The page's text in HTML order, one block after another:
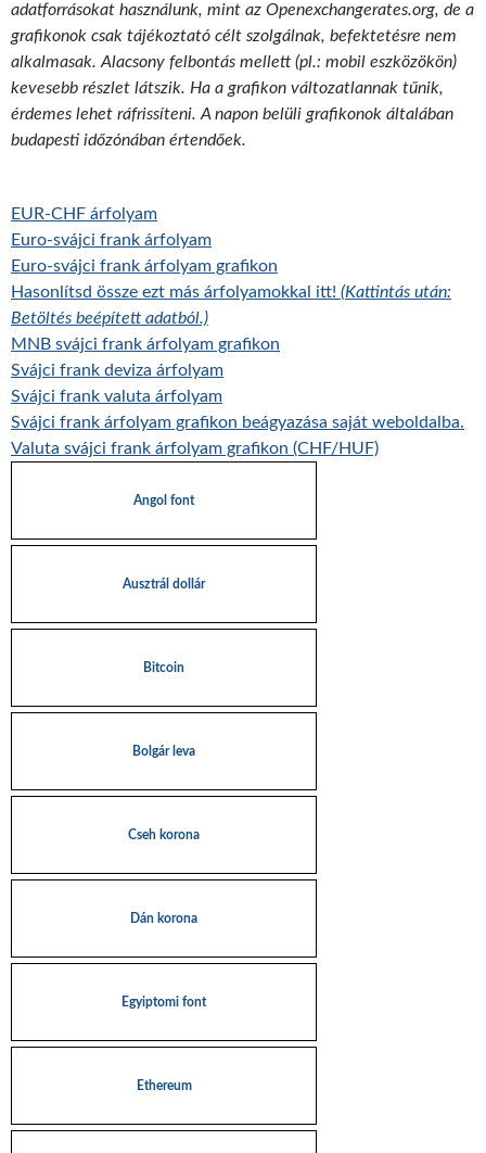
adatforrásokat használunk, mint az Openexchangerates.org, de a
grafikonok csak tájékoztató célt szolgálnak, befektetésre nem
alkalmasak. Alacsony felbontás mellett (pl.: mobil eszközökön)
kevesebb részlet látszik. Ha a grafikon változatlannak tűnik,
érdemes lehet ráfrissíteni. A napon belüli grafikonok általában
budapesti időzónában értendőek.
EUR-CHF árfolyam
Euro-svájci frank árfolyam
Euro-svájci frank árfolyam grafikon
Hasonlítsd össze ezt más árfolyamokkal itt! (Kattintás után:
Betöltés beépített adatból.)
MNB svájci frank árfolyam grafikon
Svájci frank deviza árfolyam
Svájci frank valuta árfolyam
Svájci frank árfolyam grafikon beágyazása saját weboldalba.
Valuta svájci frank árfolyam grafikon (CHF/HUF)
Angol font
Ausztrál dollár
Bitcoin
Bolgár leva
Cseh korona
Dán korona
Egyiptomi font
Ethereum